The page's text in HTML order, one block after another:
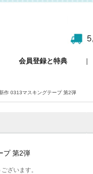
会員登録と特典
新作 0313マスキングテープ 第2弾
プ 第2弾
ざいます。